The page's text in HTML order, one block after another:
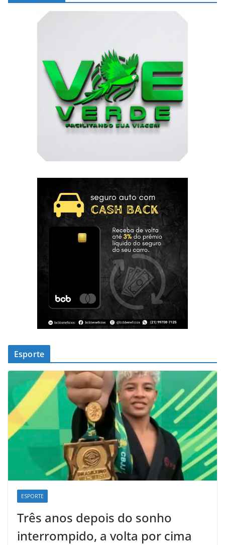
Esporte
ESPORTE
Três anos depois do sonho
interrompido, a volta por cima